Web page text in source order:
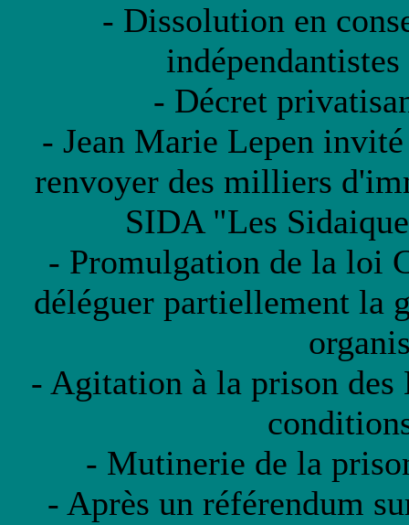
- Dissolution en
- Décret
- Jean Marie Lepen
renvoyer des milliers
SIDA "Les
- Promulgation de la loi
déléguer partiellement la
- Agitation à la prison des
- Mutinerie de la
- Après un référendum